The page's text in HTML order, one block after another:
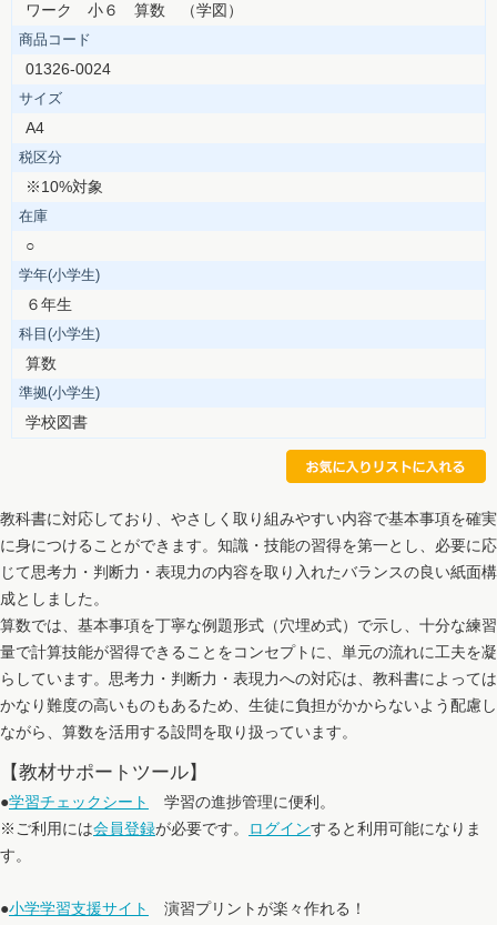
ワーク 小６ 算数 （学図）
商品コード
01326-0024
サイズ
A4
税区分
※10%対象
在庫
○
学年(小学生)
６年生
科目(小学生)
算数
準拠(小学生)
学校図書
教科書に対応しており、やさしく取り組みやすい内容で基本事項を確実
に身につけることができます。知識・技能の習得を第一とし、必要に応
じて思考力・判断力・表現力の内容を取り入れたバランスの良い紙面構
成としました。
算数では、基本事項を丁寧な例題形式（穴埋め式）で示し、十分な練習
量で計算技能が習得できることをコンセプトに、単元の流れに工夫を凝
らしています。思考力・判断力・表現力への対応は、教科書によっては
かなり難度の高いものもあるため、生徒に負担がかからないよう配慮し
ながら、算数を活用する設問を取り扱っています。
【教材サポートツール】
●学習チェックシート
学習の進捗管理に便利。
※ご利用には会員登録が必要です。 ログインすると利用可能になりま
す。
●小学学習支援サイト
演習プリントが楽々作れる！